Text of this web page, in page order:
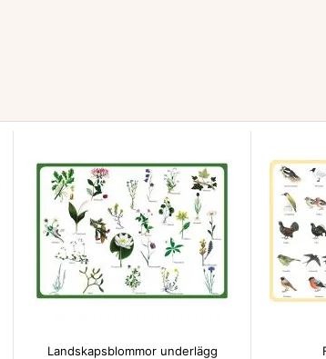
Landskapsblommor underlägg